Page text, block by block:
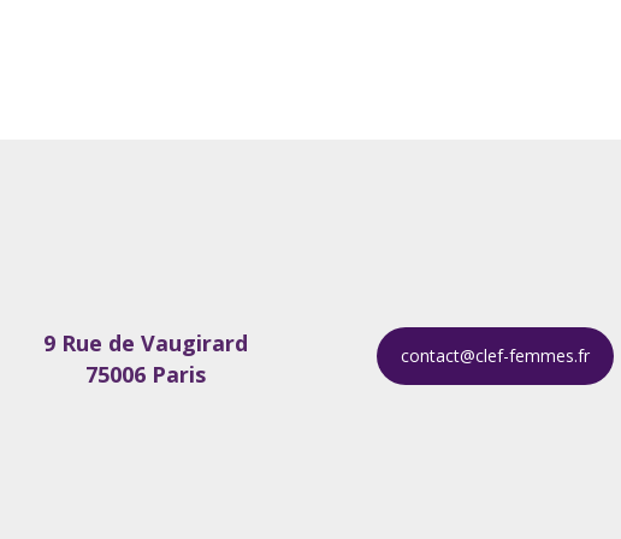
9 Rue de Vaugirard
75006 Paris
contact@clef-femmes.fr